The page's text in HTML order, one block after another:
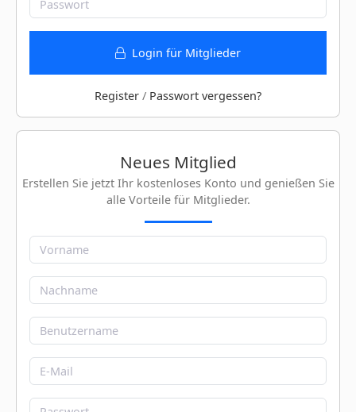
Login für Mitglieder
Register / Passwort vergessen?
Neues Mitglied
Erstellen Sie jetzt Ihr kostenloses Konto und genießen Sie
alle Vorteile für Mitglieder.